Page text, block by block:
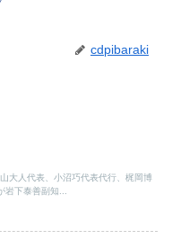
cdpibaraki
大人代表、小沼巧代表代行、梶岡博
岩下泰善副知...